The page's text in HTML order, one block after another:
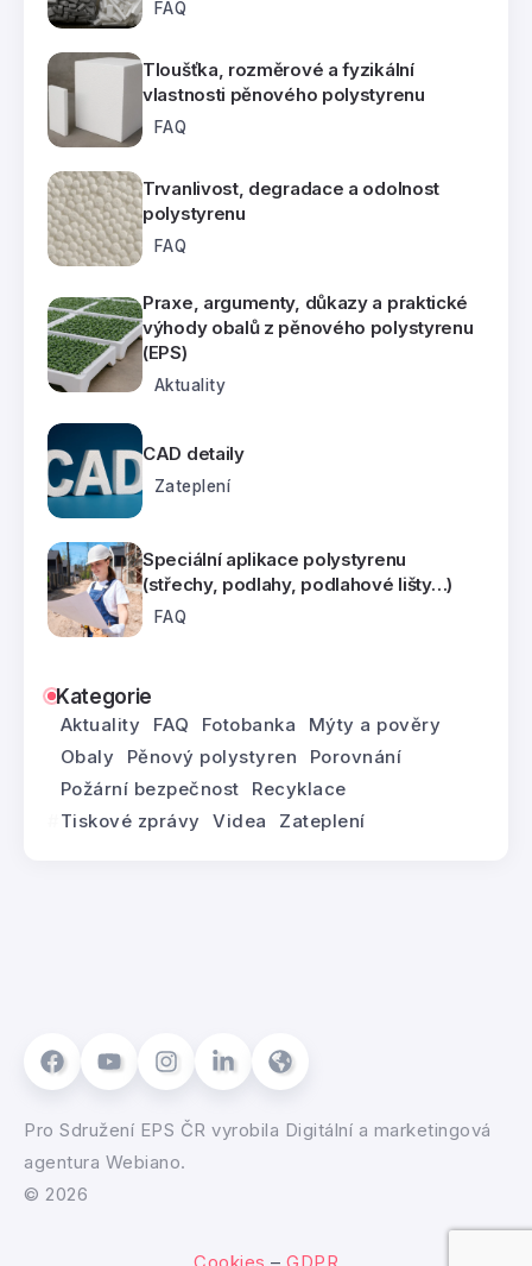
FAQ
Tloušťka, rozměrové a fyzikální
vlastnosti pěnového polystyrenu
FAQ
Trvanlivost, degradace a odolnost
polystyrenu
FAQ
Praxe, argumenty, důkazy a praktické
výhody obalů z pěnového polystyrenu
(EPS)
Aktuality
CAD detaily
Zateplení
Speciální aplikace polystyrenu
(střechy, podlahy, podlahové lišty…)
FAQ
Kategorie
Aktuality FAQ Fotobanka
Mýty a pověry
Obaly
Pěnový polystyren
Porovnání
Požární bezpečnost
Recyklace
Tiskové zprávy
Videa Zateplení
Pro Sdružení EPS ČR vyrobila Digitální a marketingová
agentura Webiano.
© 2026